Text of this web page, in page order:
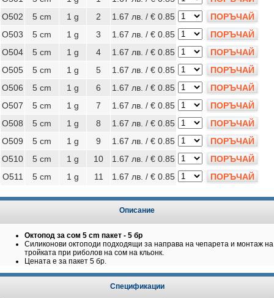
O502
5 cm 1 g 2 1.67 лв. / € 0.85
ПОРЪЧАЙ
O503
5 cm 1 g 3 1.67 лв. / € 0.85
ПОРЪЧАЙ
O504
5 cm 1 g 4 1.67 лв. / € 0.85
ПОРЪЧАЙ
O505
5 cm 1 g 5 1.67 лв. / € 0.85
ПОРЪЧАЙ
O506
5 cm 1 g 6 1.67 лв. / € 0.85
ПОРЪЧАЙ
O507
5 cm 1 g 7 1.67 лв. / € 0.85
ПОРЪЧАЙ
O508
5 cm 1 g 8 1.67 лв. / € 0.85
ПОРЪЧАЙ
O509
5 cm 1 g 9 1.67 лв. / € 0.85
ПОРЪЧАЙ
O510
5 cm 1 g 10 1.67 лв. / € 0.85
ПОРЪЧАЙ
O511
5 cm 1 g 11 1.67 лв. / € 0.85 ПОРЪЧАЙ
Описание
Октопод за сом 5 cm пакет - 5 бр
Силиконови октоподи подходящи за направа на чепарета и монтаж на
тройката при риболов на сом на кльонк.
Цената е за пакет 5 бр.
Спецификации